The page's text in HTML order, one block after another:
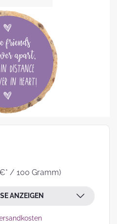
/ 100 Gramm)
ANZEIGEN